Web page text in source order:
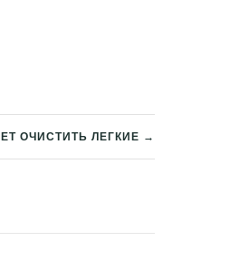
ОЧИСТИТЬ ЛЕГКИЕ →